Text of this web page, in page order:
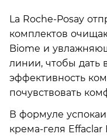
La Roche-Posay
комплектов
Biome и
линии, чтобы дать
эффективность
почувствовать
В формуле
крема-геля